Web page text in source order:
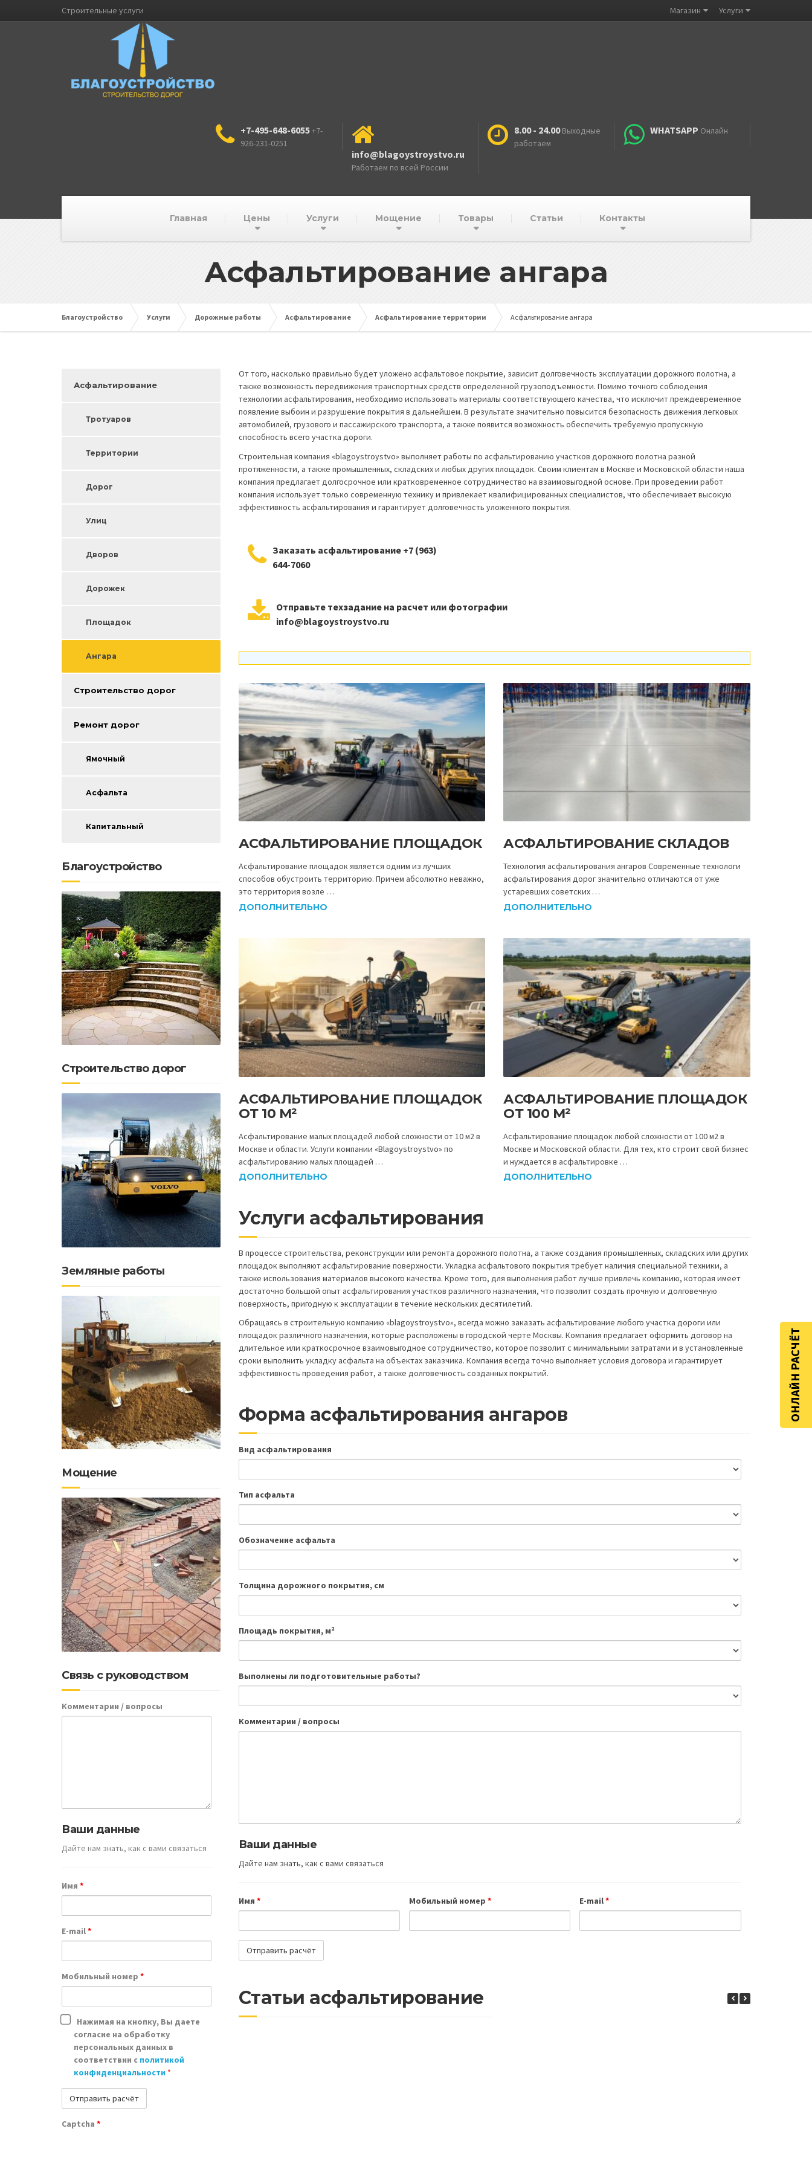
Строительные услуги Магазин Услуги
+7-495-648-6055+7-
926-231-0251
info@blagoystroystvo.ru
Работаем по всей России
8.00 - 24.00 Выходные
работаем
WHATSAPP Онлайн
Главная Цены Услуги Мощение Товары Статьи Контакты
Асфальтирование ангара
Благоустройство Услуги Дорожные работы Асфальтирование Асфальтирование территории Асфальтирование ангара
От того, насколько правильно будет уложено асфальтовое покрытие, зависит долговечность эксплуатации дорожного полотна, а
также возможность передвижения транспортных средств определенной грузоподъемности. Помимо точного соблюдения
технологии асфальтирования, необходимо использовать материалы соответствующего качества, что исключит преждевременное
появление выбоин и разрушение покрытия в дальнейшем. В результате значительно повысится безопасность движения легковых
автомобилей, грузового и пассажирского транспорта, а также появится возможность обеспечить требуемую пропускную
способность всего участка дороги.
Строительная компания «blagoystroystvo» выполняет работы по асфальтированию участков дорожного полотна разной
протяженности, а также промышленных, складских и любых других площадок. Своим клиентам в Москве и Московской области наша
компания предлагает долгосрочное или кратковременное сотрудничество на взаимовыгодной основе. При проведении работ
компания использует только современную технику и привлекает квалифицированных специалистов, что обеспечивает высокую
эффективность асфальтирования и гарантирует долговечность уложенного покрытия.
Заказать асфальтирование +7 (963)
644-7060
Отправьте техзадание на расчет или фотографии
info@blagoystroystvo.ru
АСФАЛЬТИРОВАНИЕ ПЛОЩАДОК
Асфальтирование площадок является одним из лучших
способов обустроить территорию. Причем абсолютно неважно,
это территория возле …
ДОПОЛНИТЕЛЬНО
АСФАЛЬТИРОВАНИЕ СКЛАДОВ
Технология асфальтирования ангаров Современные технологи
асфальтирования дорог значительно отличаются от уже
устаревших советских …
ДОПОЛНИТЕЛЬНО
АСФАЛЬТИРОВАНИЕ ПЛОЩАДОК
ОТ 10 М²
Асфальтирование малых площадей любой сложности от 10 м2 в
Москве и области. Услуги компании «Blagoystroystvo» по
асфальтированию малых площадей …
ДОПОЛНИТЕЛЬНО
АСФАЛЬТИРОВАНИЕ ПЛОЩАДОК
ОТ 100 М²
Асфальтирование площадок любой сложности от 100 м2 в
Москве и Московской области. Для тех, кто строит свой бизнес
и нуждается в асфальтировке …
ДОПОЛНИТЕЛЬНО
Услуги асфальтирования
В процессе строительства, реконструкции или ремонта дорожного полотна, а также создания промышленных, складских или других
площадок выполняют асфальтирование поверхности. Укладка асфальтового покрытия требует наличия специальной техники, а
также использования материалов высокого качества. Кроме того, для выполнения работ лучше привлечь компанию, которая имеет
достаточно большой опыт асфальтирования участков различного назначения, что позволит создать прочную и долговечную
поверхность, пригодную к эксплуатации в течение нескольких десятилетий.
Обращаясь в строительную компанию «blagoystroystvo», всегда можно заказать асфальтирование любого участка дороги или
площадок различного назначения, которые расположены в городской черте Москвы. Компания предлагает оформить договор на
длительное или краткосрочное взаимовыгодное сотрудничество, которое позволит с минимальными затратами и в установленные
сроки выполнить укладку асфальта на объектах заказчика. Компания всегда точно выполняет условия договора и гарантирует
эффективность проведения работ, а также долговечность созданных покрытий.
Форма асфальтирования ангаров
Вид асфальтирования
Тип асфальта
Обозначение асфальта
Толщина дорожного покрытия, см
Площадь покрытия, м²
Выполнены ли подготовительные работы?
Комментарии / вопросы
Ваши данные
Дайте нам знать, как с вами связаться
Имя * Мобильный номер * E-mail*
Статьи асфальтирование
Асфальтирование
Тротуаров
Территории
Дорог
Улиц
Дворов
Дорожек
Площадок
Ангара
Строительство дорог
Ремонт дорог
Ямочный
Асфальта
Капитальный
Благоустройство
Строительство дорог
Земляные работы
Мощение
Связь с руководством
Комментарии / вопросы
Ваши данные
Дайте нам знать, как с вами связаться
Имя *
E-mail*
Мобильный номер *
Нажимая на кнопку, Вы даете
согласие на обработку
персональных данных в
соответствии с политикой
конфиденциальности *
Captcha *
ОНЛАЙН РАСЧЁТ